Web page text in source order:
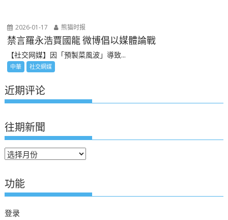
2026-01-17 熊猫时报
禁言羅永浩賈國龍 微博倡以媒體論戰
【社交网媒】因「預製菜風波」導致...
中華 社交網媒
近期评论
往期新聞
往
新
聞
功能
登录